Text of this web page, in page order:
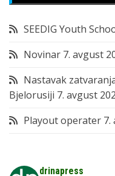
SEEDIG Youth
Novinar 7. avgust
Nastavak
Bjelorusiji 7. avgust
Playout operater 7.
drinapress